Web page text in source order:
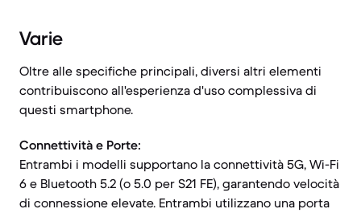
Varie
Oltre alle specifiche principali, diversi altri elementi
contribuiscono all'esperienza d'uso complessiva di
questi smartphone.
Connettività e Porte:
Entrambi i modelli supportano la connettività 5G, Wi-Fi
6 e Bluetooth 5.2 (o 5.0 per S21 FE), garantendo velocità
di connessione elevate. Entrambi utilizzano una porta